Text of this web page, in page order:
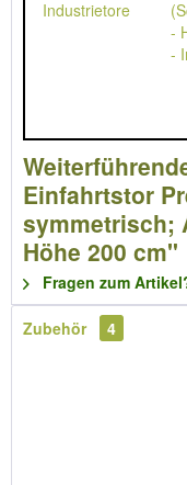
Industrietore
-
-
Einfahrtstor
symmetrisch;
Höhe 200 cm"
Fragen zum
Zubehör 4